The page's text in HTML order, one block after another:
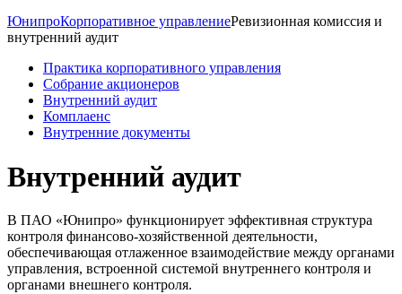
ЮнипроКорпоративное управлениеРевизионная комиссия и
внутренний аудит
Практика корпоративного управления
Собрание акционеров
Внутренний аудит
Комплаенс
Внутренние документы
Внутренний аудит
В ПАО «Юнипро» функционирует эффективная структура
контроля финансово-хозяйственной деятельности,
обеспечивающая отлаженное взаимодействие между органами
управления, встроенной системой внутреннего контроля и
органами внешнего контроля.